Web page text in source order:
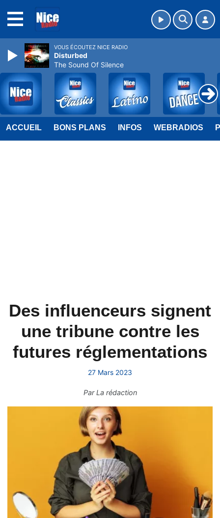
ACCUEIL BONS PLANS INFOS WEBRADIOS
Des influenceurs signent
une tribune contre les
futures réglementations
27 Mars 2023
ParLa rédaction
VOUS ÉCOUTEZ NICE RADIO
Disturbed
The Sound Of Silence